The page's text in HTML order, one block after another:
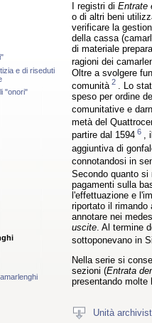
e di riseduti
"onori"
I registri di Entrate
o di altri beni
verificare la
della cassa
di materiale
ragioni dei
Oltre a svolgere
comunità 2
. Lo
speso per ordine
comunitative e
metà del
partire dal 1594 6 ,
aggiuntiva di
connotandosi in
Secondo quanto si
pagamenti sulla
l'effettuazione e
riportato il rimando
annotare nei
uscite. Al termine
sottoponevano in
Nella serie si
sezioni (Entrata
presentando
Unità